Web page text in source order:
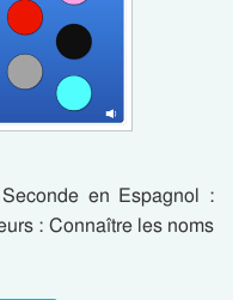
en Espagnol :
: Connaître les noms